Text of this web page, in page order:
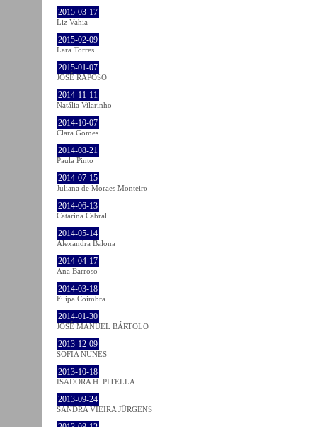
2015-03-17
Liz Vahia
2015-02-09
Lara Torres
2015-01-07
JOSÉ RAPOSO
2014-11-11
Natália Vilarinho
2014-10-07
Clara Gomes
2014-08-21
Paula Pinto
2014-07-15
Juliana de Moraes Monteiro
2014-06-13
Catarina Cabral
2014-05-14
Alexandra Balona
2014-04-17
Ana Barroso
2014-03-18
Filipa Coimbra
2014-01-30
JOSÉ MANUEL BÁRTOLO
2013-12-09
SOFIA NUNES
2013-10-18
ISADORA H. PITELLA
2013-09-24
SANDRA VIEIRA JÜRGENS